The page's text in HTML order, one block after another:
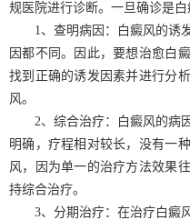
规医院进行诊断。一旦确诊是
1、查明病因：白癜风的诱
因都不同。因此，要想治愈白
找到正确的诱发因素并进行分
风。
2、综合治疗：白癜风的病
明确，疗程相对较长，没有一
风，因为单一的治疗方法效果
持综合治疗。
3、分期治疗：在治疗白癜风